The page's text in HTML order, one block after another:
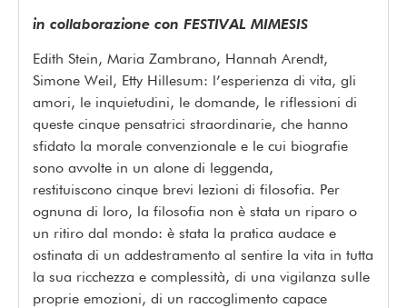
in collaborazione con FESTIVAL MIMESIS
Edith Stein, Maria Zambrano, Hannah Arendt,
Simone Weil, Etty Hillesum: l’esperienza di vita, gli
amori, le inquietudini, le domande, le riflessioni di
queste cinque pensatrici straordinarie, che hanno
sfidato la morale convenzionale e le cui biografie
sono avvolte in un alone di leggenda,
restituiscono cinque brevi lezioni di filosofia. Per
ognuna di loro, la filosofia non è stata un riparo o
un ritiro dal mondo: è stata la pratica audace e
ostinata di un addestramento al sentire la vita in tutta
la sua ricchezza e complessità, di una vigilanza sulle
proprie emozioni, di un raccoglimento capace